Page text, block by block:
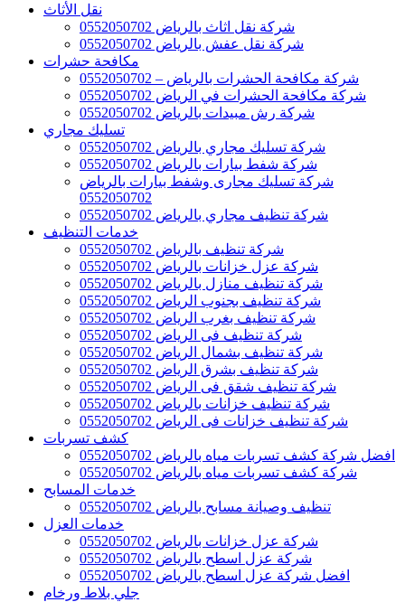
نقل الأثاث
شركة نقل اثاث بالرياض 0552050702
شركة نقل عفش بالرياض 0552050702
مكافحة حشرات
شركة مكافحة الحشرات بالرياض – 0552050702
شركة مكافحة الحشرات في الرياض 0552050702
شركة رش مبيدات بالرياض 0552050702
تسليك مجاري
شركة تسليك مجاري بالرياض 0552050702
شركة شفط بيارات بالرياض 0552050702
شركة تسليك مجارى وشفط بيارات بالرياض
0552050702
شركة تنظيف مجاري بالرياض 0552050702
خدمات التنظيف
شركة تنظيف بالرياض 0552050702
شركة عزل خزانات بالرياض 0552050702
شركة تنظيف منازل بالرياض 0552050702
شركة تنظيف بجنوب الرياض 0552050702
شركة تنظيف بغرب الرياض 0552050702
شركة تنظيف فى الرياض 0552050702
شركة تنظيف بشمال الرياض 0552050702
شركة تنظيف بشرق الرياض 0552050702
شركة تنظيف شقق فى الرياض 0552050702
شركة تنظيف خزانات بالرياض 0552050702
شركة تنظيف خزانات فى الرياض 0552050702
كشف تسربات
افضل شركة كشف تسربات مياه بالرياض 0552050702
شركة كشف تسربات مياه بالرياض 0552050702
خدمات المسابح
تنظيف وصيانة مسابح بالرياض 0552050702
خدمات العزل
شركة عزل خزانات بالرياض 0552050702
شركة عزل اسطح بالرياض 0552050702
افضل شركة عزل اسطح بالرياض 0552050702
جلي بلاط ورخام